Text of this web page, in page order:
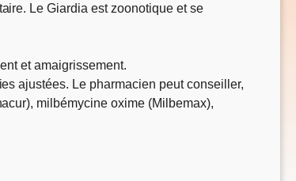
Le Giardia est zoonotique et se
et amaigrissement.
ajustées. Le pharmacien peut conseiller,
milbémycine oxime (Milbemax),